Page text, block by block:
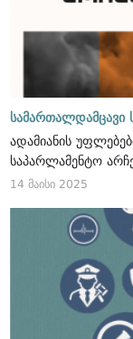
სამართალდამცავი
ადამიანის
საპარლამენტო
14 მაისი 2025